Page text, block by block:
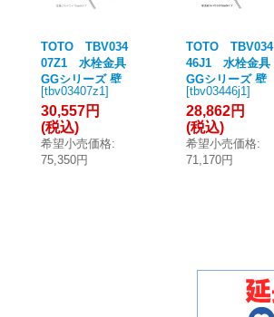
TOTO TBV034
07Z1 水栓金具
GGシリーズ 壁
付サーモスタッ
ト混合水栓 (コン
フォートウエー
ブクリック) スパ
ウト220mm 寒
[tbv03407z1]
30,557円
(税込)
希望小売価格:
75,350円
TOTO TBV034
46J1 水栓金具
GGシリーズ 壁
付サーモスタッ
ト混合水栓 (コン
フォートウエー
ブクリック) スパ
ウト70mm [■]
[tbv03446j1]
28,862円
(税込)
希望小売価格:
71,170円